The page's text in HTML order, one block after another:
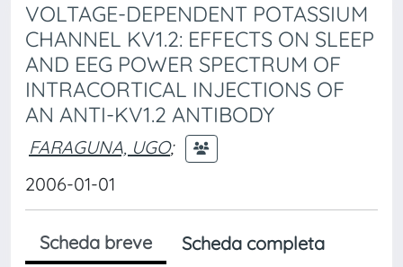
VOLTAGE-DEPENDENT POTASSIUM
CHANNEL KV1.2: EFFECTS ON SLEEP
AND EEG POWER SPECTRUM OF
INTRACORTICAL INJECTIONS OF
AN ANTI-KV1.2 ANTIBODY
FARAGUNA, UGO;
2006-01-01
Scheda breve
Scheda completa